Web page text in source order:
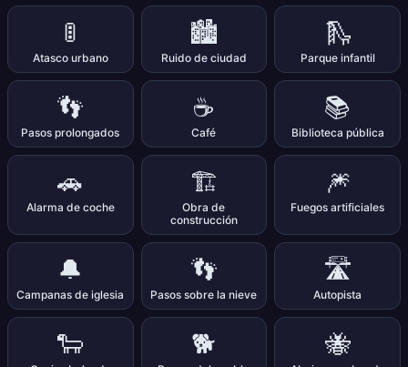
🚦
Atasco urbano
🏙️
Ruido de ciudad
🛝
Parque infantil
👣
Pasos prolongados
☕
Café
📚
Biblioteca pública
🚗
Alarma de coche
🏗️
Obra de
construcción
🎆
Fuegos artificiales
🔔
Campanas de iglesia
👣
Pasos sobre la nieve
🛣️
Autopista
🐑 🐕 🐝